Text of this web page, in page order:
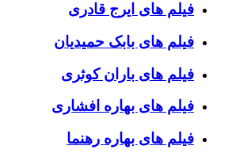
فیلم های ایرج قادری
فیلم های بابک حمیدیان
فیلم های باران کوثری
فیلم های بهاره افشاری
فیلم های بهاره رهنما